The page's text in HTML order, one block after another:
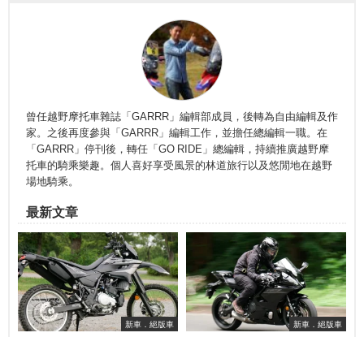
曾任越野摩托車雜誌「GARRR」編輯部成員，後轉為自由編輯及作
家。之後再度參與「GARRR」編輯工作，並擔任總編輯一職。在
「GARRR」停刊後，轉任「GO RIDE」總編輯，持續推廣越野摩
托車的騎乘樂趣。個人喜好享受風景的林道旅行以及悠閒地在越野
場地騎乘。
最新文章
新車．絕版車 新車．絕版車